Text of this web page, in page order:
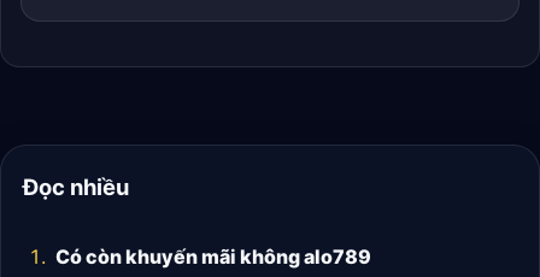
Đọc nhiều
Có còn khuyến mãi không alo789